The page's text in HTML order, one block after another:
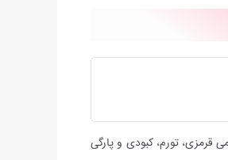
قرمزی، تورم، کبودی و پارگی